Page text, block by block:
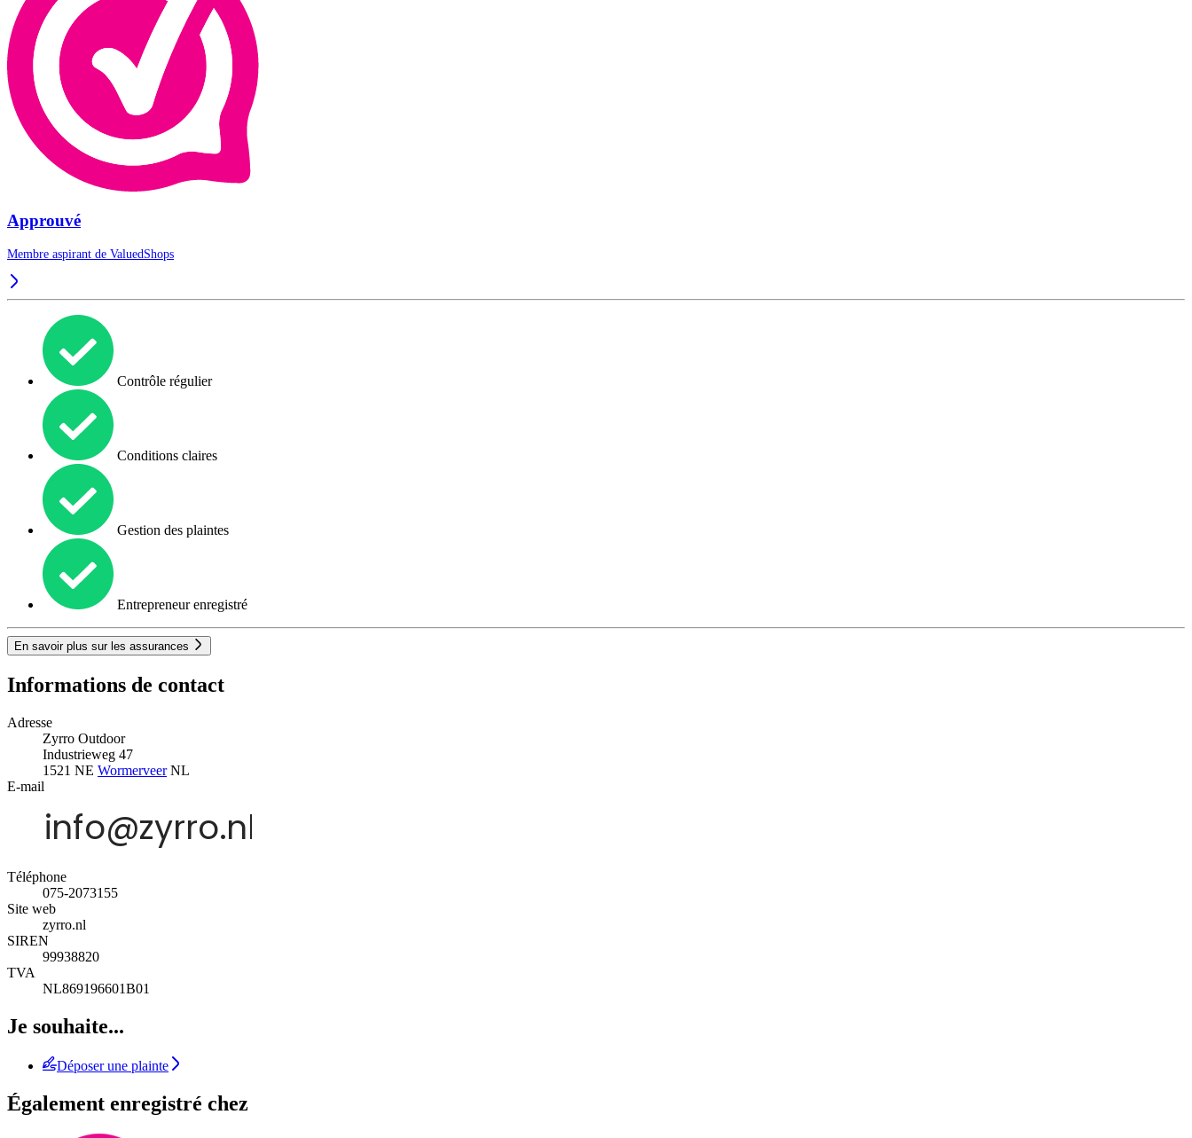
Approuvé
Membre aspirant de ValuedShops
Contrôle régulier
Conditions claires
Gestion des plaintes
Entrepreneur enregistré
En savoir plus sur les assurances
Informations de contact
Adresse
Zyrro Outdoor
Industrieweg 47
1521 NE WormerveerNL
E-mail
Téléphone
075-2073155
Site web
zyrro.nl
SIREN
99938820
TVA
NL869196601B01
Je souhaite...
Déposer une plainte
Également enregistré chez